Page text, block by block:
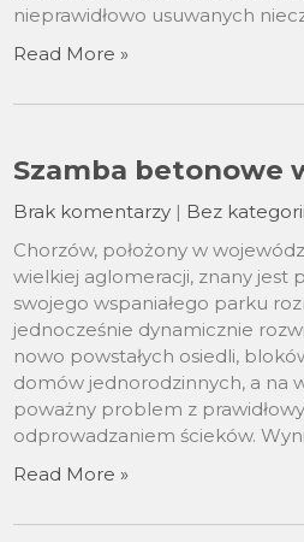
nieprawidłowo usuwanych
Read More »
Szamba betonowe
Brak komentarzy | Bez kategorii
Chorzów, położony w
wielkiej aglomeracji, znany jest
swojego wspaniałego parku
jednocześnie dynamicznie
nowo powstałych osiedli,
domów jednorodzinnych, a na
poważny problem z
odprowadzaniem ścieków.
Read More »